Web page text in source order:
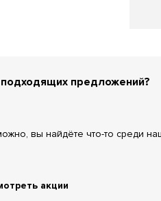
предложений?
вы найдёте что-то среди
акции